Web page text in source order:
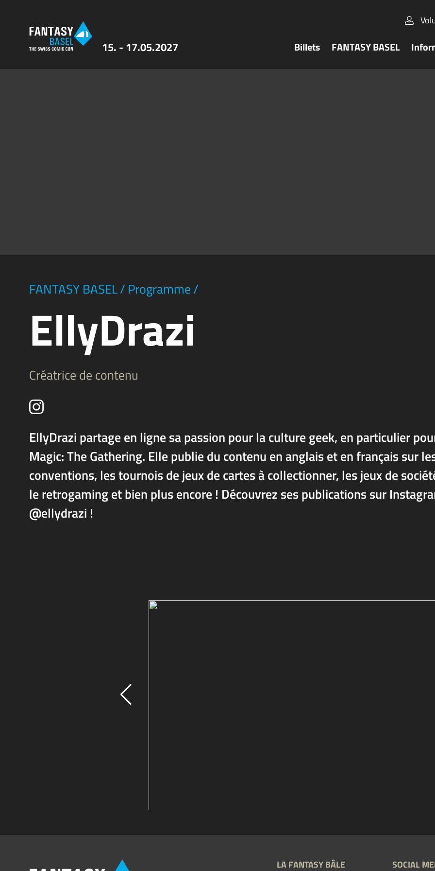
15. - 17.05.2027 Billets FANTASY BASEL
FANTASY BASEL/ Programme/
EllyDrazi
Créatrice de contenu
EllyDrazi partage en ligne sa passion pour la culture geek, en particulier
Magic: The Gathering. Elle publie du contenu en anglais et en français sur
conventions, les tournois de jeux de cartes à collectionner, les jeux de
le retrogaming et bien plus encore ! Découvrez ses publications sur
@ellydrazi !
LA FANTASY BÂLE SOCIAL